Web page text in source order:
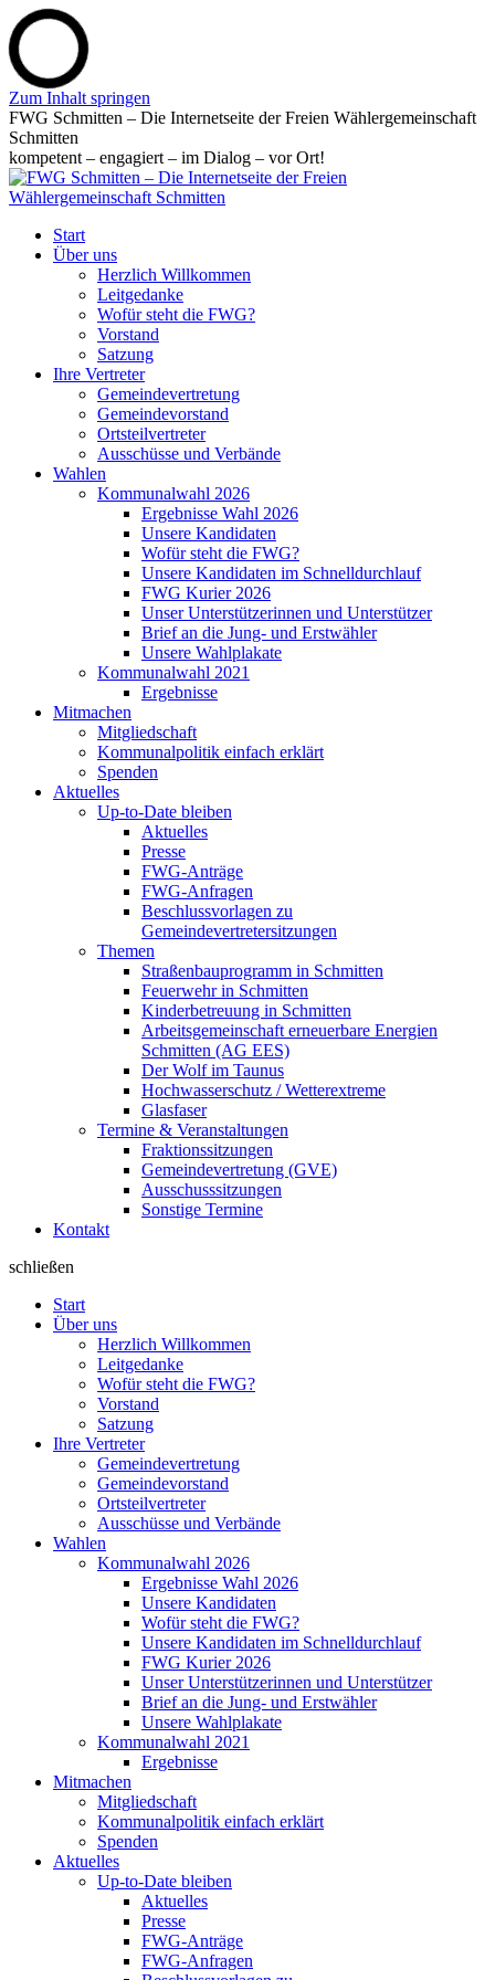
Zum Inhalt springen
FWG Schmitten – Die Internetseite der Freien Wählergemeinschaft
Schmitten
kompetent – engagiert – im Dialog – vor Ort!
Start
Über uns
Herzlich Willkommen
Leitgedanke
Wofür steht die FWG?
Vorstand
Satzung
Ihre Vertreter
Gemeindevertretung
Gemeindevorstand
Ortsteilvertreter
Ausschüsse und Verbände
Wahlen
Kommunalwahl 2026
Ergebnisse Wahl 2026
Unsere Kandidaten
Wofür steht die FWG?
Unsere Kandidaten im Schnelldurchlauf
FWG Kurier 2026
Unser Unterstützerinnen und Unterstützer
Brief an die Jung- und Erstwähler
Unsere Wahlplakate
Kommunalwahl 2021
Ergebnisse
Mitmachen
Mitgliedschaft
Kommunalpolitik einfach erklärt
Spenden
Aktuelles
Up-to-Date bleiben
Aktuelles
Presse
FWG-Anträge
FWG-Anfragen
Beschlussvorlagen zu
Gemeindevertretersitzungen
Themen
Straßenbauprogramm in Schmitten
Feuerwehr in Schmitten
Kinderbetreuung in Schmitten
Arbeitsgemeinschaft erneuerbare Energien
Schmitten (AG EES)
Der Wolf im Taunus
Hochwasserschutz / Wetterextreme
Glasfaser
Termine & Veranstaltungen
Fraktionssitzungen
Gemeindevertretung (GVE)
Ausschusssitzungen
Sonstige Termine
Kontakt
schließen
Start
Über uns
Herzlich Willkommen
Leitgedanke
Wofür steht die FWG?
Vorstand
Satzung
Ihre Vertreter
Gemeindevertretung
Gemeindevorstand
Ortsteilvertreter
Ausschüsse und Verbände
Wahlen
Kommunalwahl 2026
Ergebnisse Wahl 2026
Unsere Kandidaten
Wofür steht die FWG?
Unsere Kandidaten im Schnelldurchlauf
FWG Kurier 2026
Unser Unterstützerinnen und Unterstützer
Brief an die Jung- und Erstwähler
Unsere Wahlplakate
Kommunalwahl 2021
Ergebnisse
Mitmachen
Mitgliedschaft
Kommunalpolitik einfach erklärt
Spenden
Aktuelles
Up-to-Date bleiben
Aktuelles
Presse
FWG-Anträge
FWG-Anfragen